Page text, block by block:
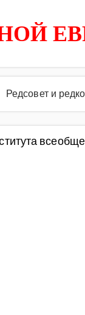
Редсовет и